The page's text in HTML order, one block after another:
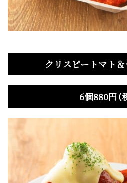
クリスピートマト
6個880円（